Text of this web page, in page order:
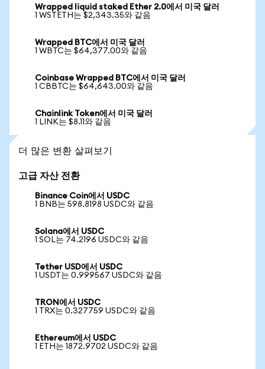
Wrapped liquid staked Ether 2.0에서 미국 달러
1 WSTETH는 $2,343.35와 같음
Wrapped BTC에서 미국 달러
1 WBTC는 $64,377.00와 같음
Coinbase Wrapped BTC에서 미국 달러
1 CBBTC는 $64,643.00와 같음
Chainlink Token에서 미국 달러
1 LINK는 $8.11와 같음
더 많은 변환 살펴보기
고급 자산 전환
Binance Coin에서 USDC
1 BNB는 598.8198 USDC와 같음
Solana에서 USDC
1 SOL는 74.2196 USDC와 같음
Tether USD에서 USDC
1 USDT는 0.999567 USDC와 같음
TRON에서 USDC
1 TRX는 0.327759 USDC와 같음
Ethereum에서 USDC
1 ETH는 1872.9702 USDC와 같음